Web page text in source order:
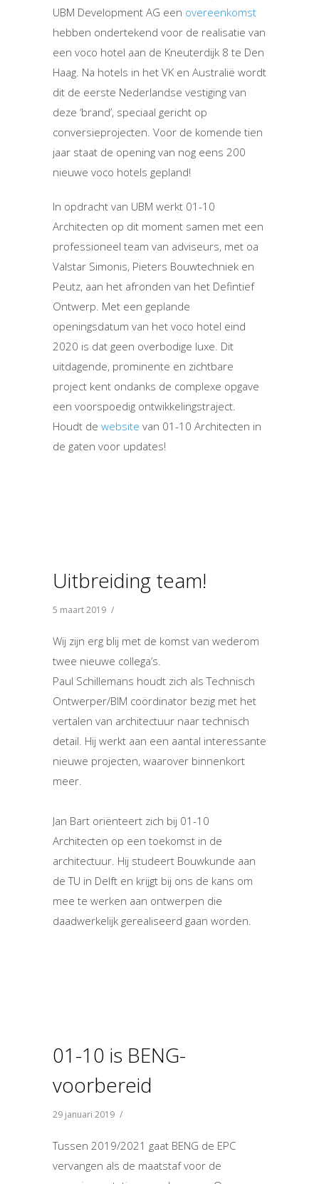
UBM Development AG een overeenkomst
hebben ondertekend voor de realisatie van
een voco hotel aan de Kneuterdijk 8 te Den
Haag. Na hotels in het VK en Australië wordt
dit de eerste Nederlandse vestiging van
deze ‘brand’, speciaal gericht op
conversieprojecten. Voor de komende tien
jaar staat de opening van nog eens 200
nieuwe voco hotels gepland!
In opdracht van UBM werkt 01-10
Architecten op dit moment samen met een
professioneel team van adviseurs, met oa
Valstar Simonis, Pieters Bouwtechniek en
Peutz, aan het afronden van het Defintief
Ontwerp. Met een geplande
openingsdatum van het voco hotel eind
2020 is dat geen overbodige luxe. Dit
uitdagende, prominente en zichtbare
project kent ondanks de complexe opgave
een voorspoedig ontwikkelingstraject.
Houdt de website van 01-10 Architecten in
de gaten voor updates!
Uitbreiding team!
5 maart 2019 /
Wij zijn erg blij met de komst van wederom
twee nieuwe collega’s.
Paul Schillemans houdt zich als Technisch
Ontwerper/BIM coördinator bezig met het
vertalen van architectuur naar technisch
detail. Hij werkt aan een aantal interessante
nieuwe projecten, waarover binnenkort
meer.
Jan Bart oriënteert zich bij 01-10
Architecten op een toekomst in de
architectuur. Hij studeert Bouwkunde aan
de TU in Delft en krijgt bij ons de kans om
mee te werken aan ontwerpen die
daadwerkelijk gerealiseerd gaan worden.
01-10 is BENG-
voorbereid
29 januari 2019 /
Tussen 2019/2021 gaat BENG de EPC
vervangen als de maatstaf voor de